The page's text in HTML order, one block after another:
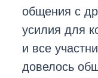
общения с
усилия для
и все
довелось